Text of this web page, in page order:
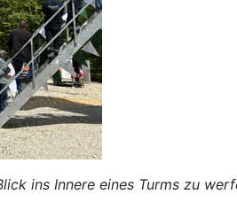
ins Innere eines Turms zu